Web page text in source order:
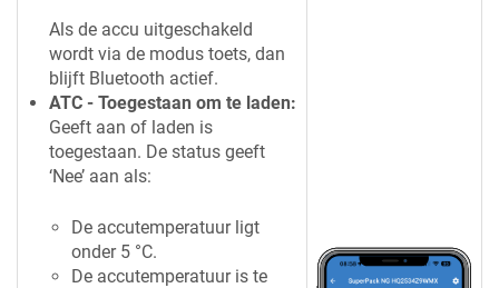
Als de accu uitgeschakeld
wordt via de modus toets, dan
blijft Bluetooth actief.
ATC - Toegestaan om te laden:
Geeft aan of laden is
toegestaan. De status geeft
‘Nee’ aan als:
De accutemperatuur ligt
onder 5 °C.
De accutemperatuur is te